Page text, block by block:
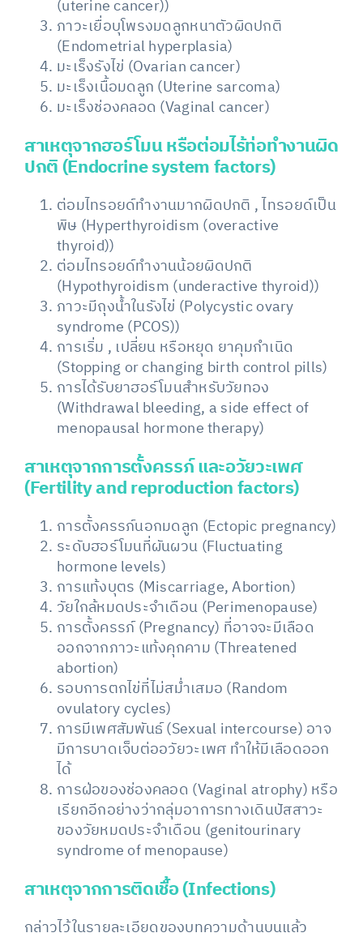
(uterine cancer))
ภาวะเยื่อบุโพรงมดลูกหนาตัวผิดปกติ
(Endometrial hyperplasia)
มะเร็งรังไข่ (Ovarian cancer)
มะเร็งเนื้อมดลูก (Uterine sarcoma)
มะเร็งช่องคลอด (Vaginal cancer)
สาเหตุจากฮอร์โมน หรือต่อมไร้ท่อทำงานผิด
ปกติ (Endocrine system factors)
ต่อมไทรอยด์ทำงานมากผิดปกติ , ไทรอยด์เป็น
พิษ (Hyperthyroidism (overactive
thyroid))
ต่อมไทรอยด์ทำงานน้อยผิดปกติ
(Hypothyroidism (underactive thyroid))
ภาวะมีถุงน้ำในรังไข่ (Polycystic ovary
syndrome (PCOS))
การเริ่ม , เปลี่ยน หรือหยุด ยาคุมกำเนิด
(Stopping or changing birth control pills)
การได้รับยาฮอร์โมนสำหรับวัยทอง
(Withdrawal bleeding, a side effect of
menopausal hormone therapy)
สาเหตุจากการตั้งครรภ์ และอวัยวะเพศ
(Fertility and reproduction factors)
การตั้งครรภ์นอกมดลูก (Ectopic pregnancy)
ระดับฮอร์โมนที่ผันผวน (Fluctuating
hormone levels)
การแท้งบุตร (Miscarriage, Abortion)
วัยใกล้หมดประจำเดือน (Perimenopause)
การตั้งครรภ์ (Pregnancy) ที่อาจจะมีเลือด
ออกจากภาวะแท้งคุกคาม (Threatened
abortion)
รอบการตกไข่ที่ไม่สม่ำเสมอ (Random
ovulatory cycles)
การมีเพศสัมพันธ์ (Sexual intercourse) อาจ
มีการบาดเจ็บต่ออวัยวะเพศ ทำให้มีเลือดออก
ได้
การฝ่อของช่องคลอด (Vaginal atrophy) หรือ
เรียกอีกอย่างว่ากลุ่มอาการทางเดินปัสสาวะ
ของวัยหมดประจำเดือน (genitourinary
syndrome of menopause)
สาเหตุจากการติดเชื้อ (Infections)
กล่าวไว้ในรายละเอียดของบทความด้านบนแล้ว